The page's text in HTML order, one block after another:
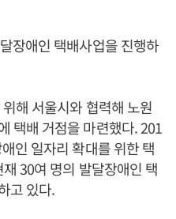
장애인 택배사업을 진행하
해 서울시와 협력해 노원
택배 거점을 마련했다. 201
인 일자리 확대를 위한 택
30여 명의 발달장애인 택
고 있다.